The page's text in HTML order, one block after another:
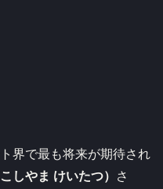
界で最も将来が期待され
しやま けいたつ） さ